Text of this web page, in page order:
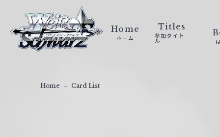
ァ
Home
ホーム
Titles
参加タイト
ル
Home Card List